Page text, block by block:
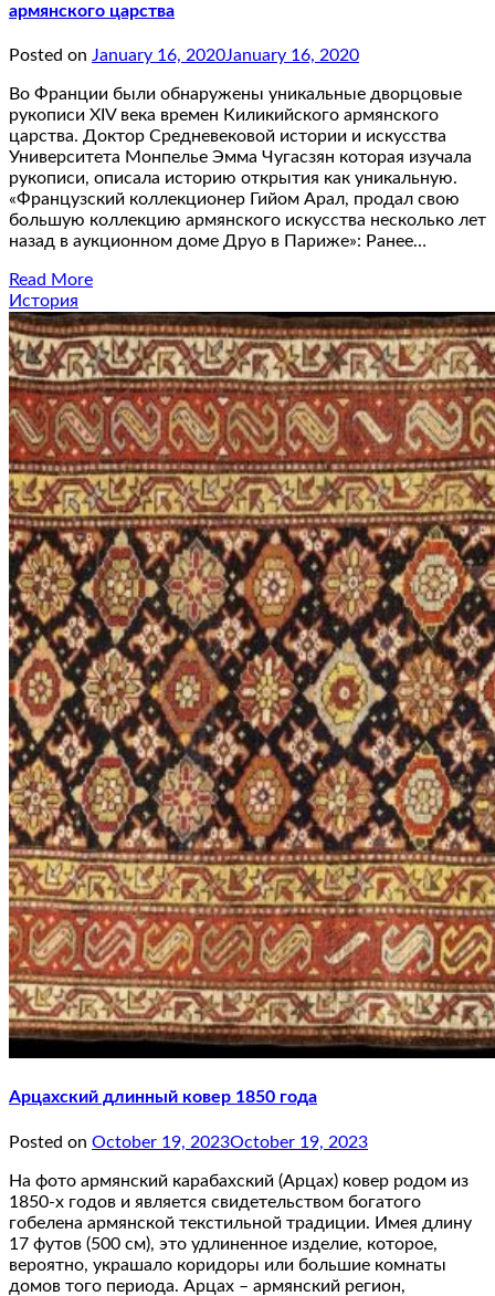
армянского царства
Posted on January 16, 2020January 16, 2020
Во Франции были обнаружены уникальные дворцовые
рукописи XIV века времен Киликийского армянского
царства. Доктор Средневековой истории и искусства
Университета Монпелье Эмма Чугасзян которая изучала
рукописи, описала историю открытия как уникальную.
«Французский коллекционер Гийом Арал, продал свою
большую коллекцию армянского искусства несколько лет
назад в аукционном доме Друо в Париже»: Ранее…
Read More
История
Арцахский длинный ковер 1850 года
Posted on October 19, 2023October 19, 2023
На фото армянский карабахский (Арцах) ковер родом из
1850-х годов и является свидетельством богатого
гобелена армянской текстильной традиции. Имея длину
17 футов (500 см), это удлиненное изделие, которое,
вероятно, украшало коридоры или большие комнаты
домов того периода. Арцах – армянский регион,